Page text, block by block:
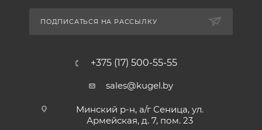
ПОДПИСАТЬСЯ НА РАССЫЛКУ
+375 (17) 500-55-55
sales@kugel.by
Минский р-н, а/г Сеница, ул.
Армейская, д. 7, пом. 23